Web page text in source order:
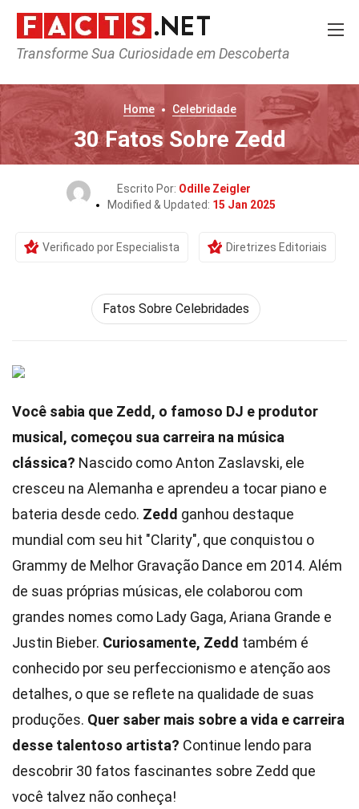
Transforme Sua Curiosidade em Descoberta
Home Celebridade
30 Fatos Sobre Zedd
Escrito Por: Odille Zeigler
Modified & Updated: 15 Jan 2025
Verificado por Especialista Diretrizes Editoriais
Fatos Sobre Celebridades
Você sabia que Zedd, o famoso DJ e produtor
musical, começou sua carreira na música
clássica? Nascido como Anton Zaslavski, ele
cresceu na Alemanha e aprendeu a tocar piano e
bateria desde cedo. Zedd ganhou destaque
mundial com seu hit "Clarity", que conquistou o
Grammy de Melhor Gravação Dance em 2014. Além
de suas próprias músicas, ele colaborou com
grandes nomes como Lady Gaga, Ariana Grande e
Justin Bieber. Curiosamente, Zedd também é
conhecido por seu perfeccionismo e atenção aos
detalhes, o que se reflete na qualidade de suas
produções. Quer saber mais sobre a vida e carreira
desse talentoso artista? Continue lendo para
descobrir 30 fatos fascinantes sobre Zedd que
você talvez não conheça!